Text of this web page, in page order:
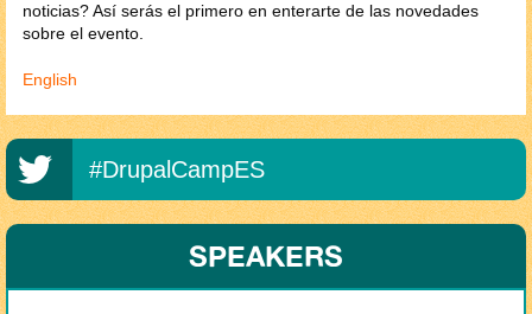
noticias? Así serás el primero en enterarte de las novedades
sobre el evento.
English
#DrupalCampES
SPEAKERS